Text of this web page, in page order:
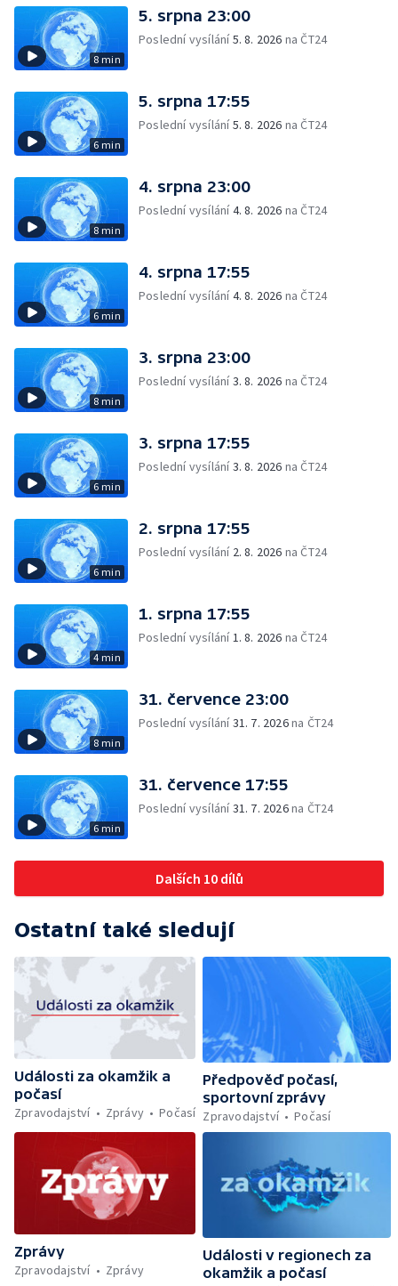
8 min
5. srpna 23:00
Poslední vysílání5. 8. 2026 na ČT24
6 min
5. srpna 17:55
Poslední vysílání5. 8. 2026 na ČT24
8 min
4. srpna 23:00
Poslední vysílání4. 8. 2026 na ČT24
6 min
4. srpna 17:55
Poslední vysílání4. 8. 2026 na ČT24
8 min
3. srpna 23:00
Poslední vysílání3. 8. 2026 na ČT24
6 min
3. srpna 17:55
Poslední vysílání3. 8. 2026 na ČT24
6 min
2. srpna 17:55
Poslední vysílání 2. 8. 2026 na ČT24
4 min
1. srpna 17:55
Poslední vysílání1. 8. 2026 na ČT24
8 min
31. července 23:00
Poslední vysílání31. 7. 2026na ČT24
6 min
31. července 17:55
Poslední vysílání31. 7. 2026na ČT24
Dalších 10 dílů
Ostatní také sledují
Události za okamžik a
počasí
Zpravodajství
Zprávy Počasí
Předpověď počasí,
sportovní zprávy
Zpravodajství
Počasí
Zprávy
Zpravodajství
Zprávy
Události v regionech za
okamžik a počasí